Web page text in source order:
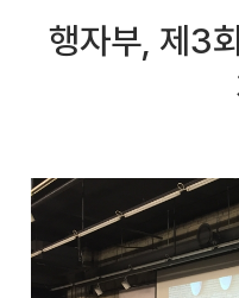
행자부, 제3